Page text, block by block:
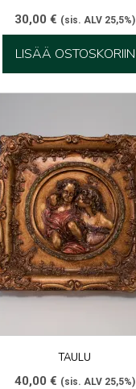
30,00 € (sis. ALV 25,5%)
LISÄÄ OSTOSKORIIN
TAULU
40,00 € (sis. ALV 25,5%)